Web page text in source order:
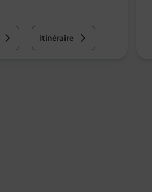
Itinéraire